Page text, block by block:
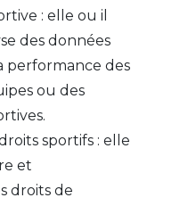
: elle ou il
des données
performance des
ou des
sportifs : elle
et
droits de